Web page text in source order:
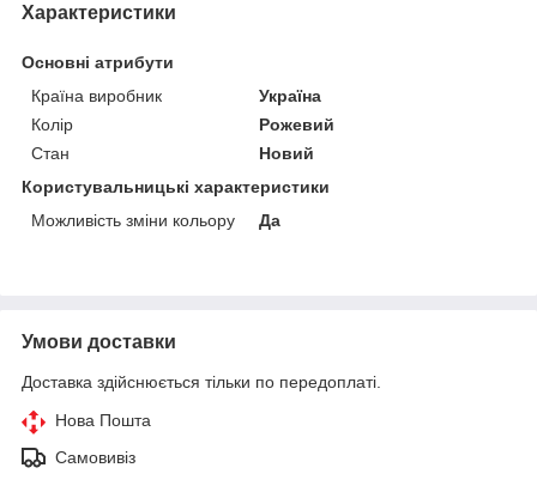
Характеристики
Основні атрибути
Країна виробник
Україна
Колір
Рожевий
Стан
Новий
Користувальницькі характеристики
Можливість зміни кольору
Да
Умови доставки
Доставка здійснюється тільки по передоплаті.
Нова Пошта
Самовивіз